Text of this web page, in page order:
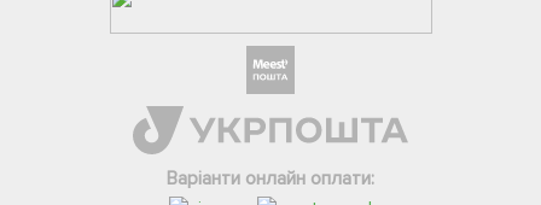
Варіанти онлайн оплати:
Телеграм
Вайбер